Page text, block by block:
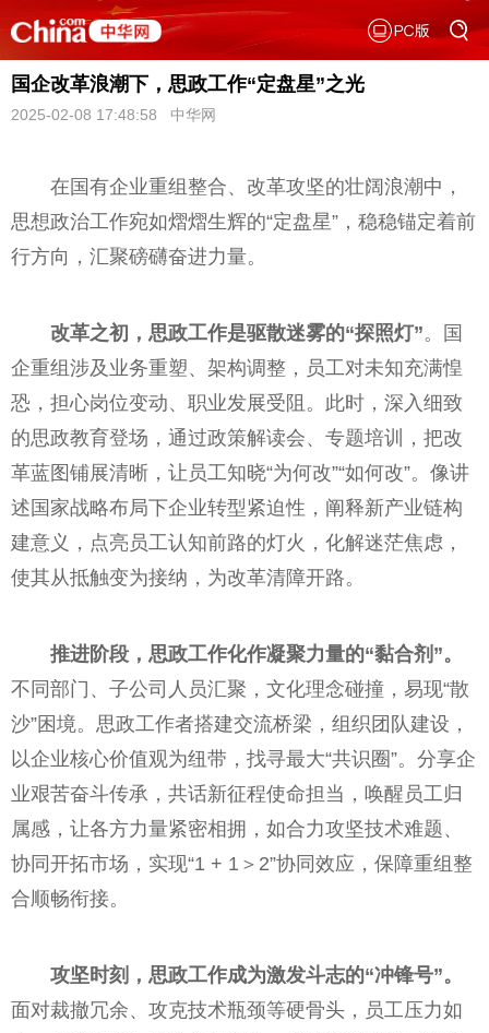
国企改革浪潮下，思政工作“定盘星”之光
2025-02-08 17:48:58 中华网
在国有企业重组整合、改革攻坚的壮阔浪潮中，
思想政治工作宛如熠熠生辉的“定盘星”，稳稳锚定着前
行方向，汇聚磅礴奋进力量。
改革之初，思政工作是驱散迷雾的“探照灯”。国
企重组涉及业务重塑、架构调整，员工对未知充满惶
恐，担心岗位变动、职业发展受阻。此时，深入细致
的思政教育登场，通过政策解读会、专题培训，把改
革蓝图铺展清晰，让员工知晓“为何改”“如何改”。像讲
述国家战略布局下企业转型紧迫性，阐释新产业链构
建意义，点亮员工认知前路的灯火，化解迷茫焦虑，
使其从抵触变为接纳，为改革清障开路。
推进阶段，思政工作化作凝聚力量的“黏合剂”。
不同部门、子公司人员汇聚，文化理念碰撞，易现“散
沙”困境。思政工作者搭建交流桥梁，组织团队建设，
以企业核心价值观为纽带，找寻最大“共识圈”。分享企
业艰苦奋斗传承，共话新征程使命担当，唤醒员工归
属感，让各方力量紧密相拥，如合力攻坚技术难题、
协同开拓市场，实现“1 + 1＞2”协同效应，保障重组整
合顺畅衔接。
攻坚时刻，思政工作成为激发斗志的“冲锋号”。
面对裁撤冗余、攻克技术瓶颈等硬骨头，员工压力如